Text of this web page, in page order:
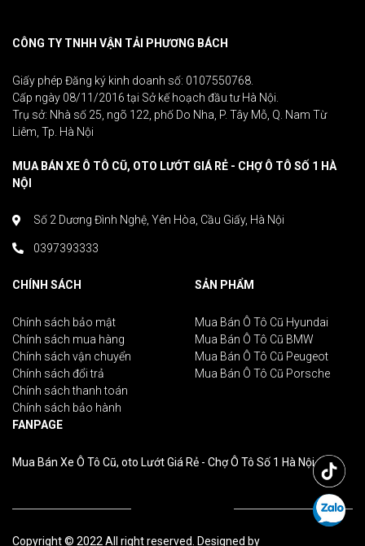
CÔNG TY TNHH VẬN TẢI PHƯƠNG BÁCH
Giấy phép Đăng ký kinh doanh số: 0107550768.
Cấp ngày 08/11/2016 tại Sở kế hoạch đầu tư Hà Nội.
Trụ sở: Nhà số 25, ngõ 122, phố Do Nha, P. Tây Mỗ, Q. Nam Từ
Liêm, Tp. Hà Nội
MUA BÁN XE Ô TÔ CŨ, OTO LƯỚT GIÁ RẺ - CHỢ Ô TÔ SỐ 1 HÀ
NỘI
Số 2 Dương Đình Nghệ, Yên Hòa, Cầu Giấy, Hà Nội
0397393333
CHÍNH SÁCH
Chính sách bảo mật
Chính sách mua hàng
Chính sách vận chuyển
Chính sách đổi trả
Chính sách thanh toán
Chính sách bảo hành
SẢN PHẨM
Mua Bán Ô Tô Cũ Hyundai
Mua Bán Ô Tô Cũ BMW
Mua Bán Ô Tô Cũ Peugeot
Mua Bán Ô Tô Cũ Porsche
FANPAGE
Mua Bán Xe Ô Tô Cũ, oto Lướt Giá Rẻ - Chợ Ô Tô Số 1 Hà Nội
Copyright © 2022 All right reserved. Designed by